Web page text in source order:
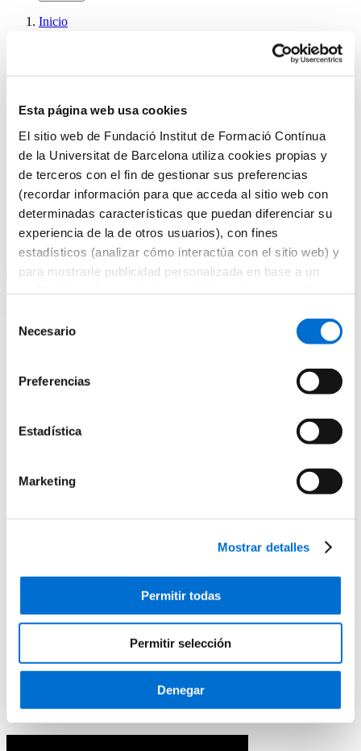
Esta página web usa cookies
El sitio web de Fundació Institut de Formació Contínua
de la Universitat de Barcelona utiliza cookies propias y
de terceros con el fin de gestionar sus preferencias
(recordar información para que acceda al sitio web con
determinadas características que puedan diferenciar su
experiencia de la de otros usuarios), con fines
estadísticos (analizar cómo interactúa con el sitio web) y
para mostrarle publicidad personalizada en base a un
información sobre las cookies puede consultar la
Necesario
Preferencias
Estadística
Marketing
Mostrar detalles
Permitir todas
Permitir selección
Denegar
Inicio
Un espacio al que se accede a través de una peculiar escalinata y
que confiere un aspecto singular a la arquitectura interior. Un lugar
ideal para la celebración de desayunos o aperitivos dispuestos en
mesas y bandejas gracias a su atmósfera más íntima.
Espacio singular
Pensado para la clausura de determinados eventos o bien para dar la
bienvenida a los invitados a modo de recepción.
+34 934 037 694
Área de Servicios Generales
m.alvarez@ub.edu
T+34 934 037 694
Cerrar